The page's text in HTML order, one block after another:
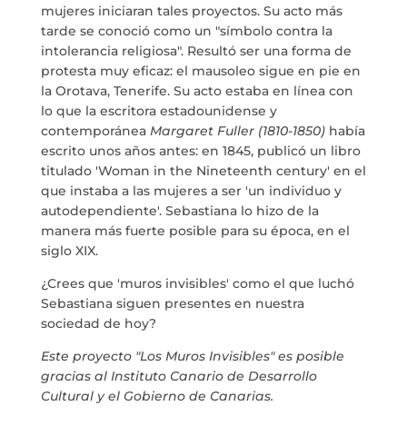
por Digital
SIAMO TRASPARENTI
di Dulce Xerach
info@crowplan.com
922 28 00 28
mujeres iniciaran tales proyectos. Su acto más
tarde se conoció como un "símbolo contra la
intolerancia religiosa". Resultó ser una forma de
protesta muy eficaz: el mausoleo sigue en pie en
la Orotava, Tenerife. Su acto estaba en línea con
lo que la escritora estadounidense y
contemporánea Margaret Fuller (1810-1850)había
escrito unos años antes: en 1845, publicó un libro
titulado 'Woman in the Nineteenth century' en el
que instaba a las mujeres a ser 'un individuo y
autodependiente'. Sebastiana lo hizo de la
manera más fuerte posible para su época, en el
siglo XIX.
¿Crees que 'muros invisibles' como el que luchó
Sebastiana siguen presentes en nuestra
sociedad de hoy?
Este proyecto "Los Muros Invisibles" es posible
gracias al Instituto Canario de Desarrollo
Cultural y el Gobierno de Canarias.